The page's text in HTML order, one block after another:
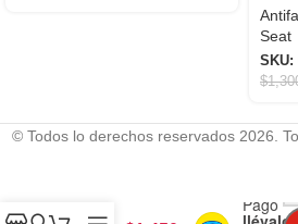
Seat
SKU:
$
© Todos lo derechos reservados 2026.
Bra
Pago